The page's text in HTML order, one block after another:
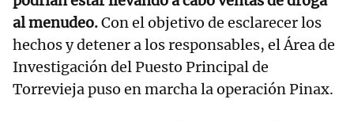
al menudeo.Con el objetivo de esclarecer los
hechos y detener a los responsables, el Área de
Investigación del Puesto Principal de
Torrevieja puso en marcha la operación Pinax.